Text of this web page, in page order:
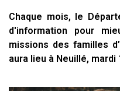
Chaque mois, le
d'information pour
missions des familles
aura lieu à Neuillé, mardi